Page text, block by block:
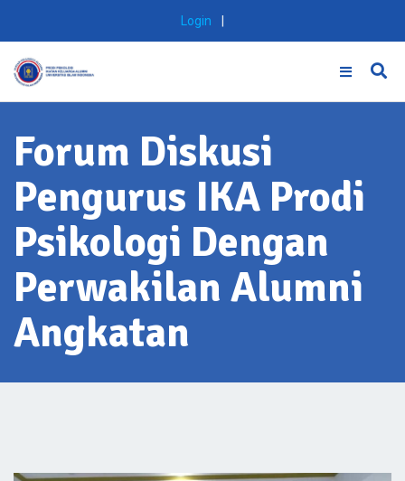
content
Login
Forum Diskusi
Pengurus IKA Prodi
Psikologi Dengan
Perwakilan Alumni
Angkatan